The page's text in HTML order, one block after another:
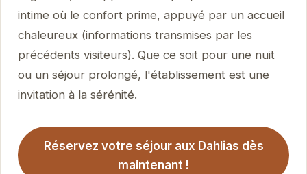
intime où le confort prime, appuyé par un accueil
chaleureux (informations transmises par les
précédents visiteurs). Que ce soit pour une nuit
ou un séjour prolongé, l'établissement est une
invitation à la sérénité.
Réservez votre séjour aux Dahlias dès
maintenant !